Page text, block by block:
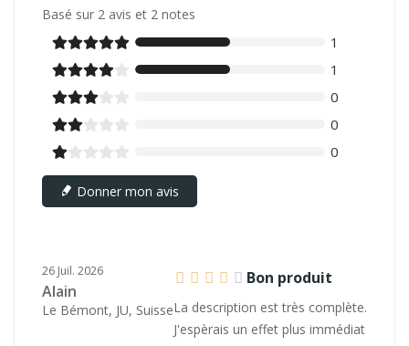
Basé sur 2 avis et 2 notes
 1
 1
 0
 0
 0
Donner mon avis
26 Juil. 2026
Alain
Le Bémont, JU, Suisse
Bon produit
La description est très complète.
J'espèrais un effet plus immédiat